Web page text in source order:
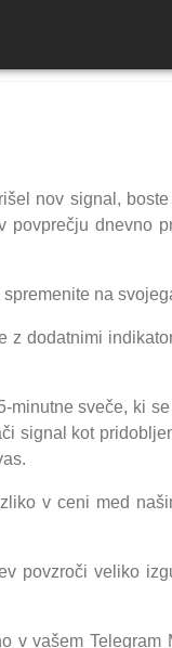
nov signal,
povprečju dnevno
na
z dodatnimi
minutne sveče, ki
signal kot
v ceni med
povzroči veliko
v vašem Telegram